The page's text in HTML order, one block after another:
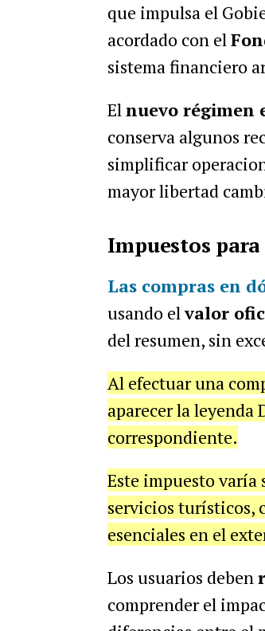
que impulsa el
acordado con el
sistema financiero
Elnuevo régimen
conserva algunos
simplificar
mayor libertad
Impuestos
Las compras en
usando elvalor
del resumen, sin
Al efectuar una
aparecer la leyenda
correspondiente.
Este impuesto varía
servicios turísticos,
esenciales en el
Los usuarios deben
comprender el